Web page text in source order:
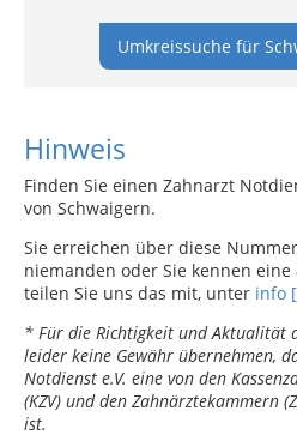
Umkreissuche für
Hinweis
Finden Sie einen Zahnarzt
von Schwaigern.
Sie erreichen über diese
niemanden oder Sie kennen
teilen Sie uns das mit, unter info
* Für die Richtigkeit und Aktualität
leider keine Gewähr übernehmen,
Notdienst e.V. eine von den
(KZV) und den Zahnärztekammern
ist.